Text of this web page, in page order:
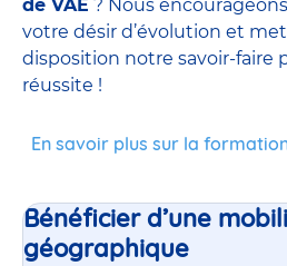
de VAE ? Nous
votre désir d’évolution et
disposition notre savoir-faire
réussite !
En savoir plus sur la
Bénéficier d’une
géographique